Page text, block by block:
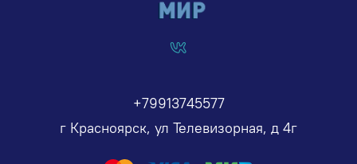
+79913745577
г Красноярск, ул Телевизорная, д 4г